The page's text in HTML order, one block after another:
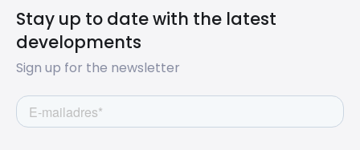
Stay up to date with the latest
developments
Sign up for the newsletter